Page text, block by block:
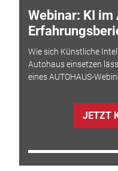
Webinar: KI
Wie sich Künstliche
Autohaus einsetzen
eines AUTOHAUS-
JETZT